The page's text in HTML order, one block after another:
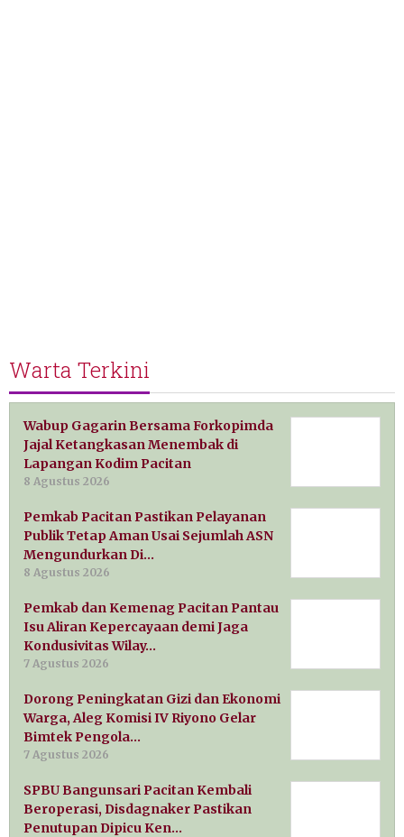
Warta Terkini
Wabup Gagarin Bersama Forkopimda
Jajal Ketangkasan Menembak di
Lapangan Kodim Pacitan
8 Agustus 2026
Pemkab Pacitan Pastikan Pelayanan
Publik Tetap Aman Usai Sejumlah ASN
Mengundurkan Di…
8 Agustus 2026
Pemkab dan Kemenag Pacitan Pantau
Isu Aliran Kepercayaan demi Jaga
Kondusivitas Wilay…
7 Agustus 2026
Dorong Peningkatan Gizi dan Ekonomi
Warga, Aleg Komisi IV Riyono Gelar
Bimtek Pengola…
7 Agustus 2026
SPBU Bangunsari Pacitan Kembali
Beroperasi, Disdagnaker Pastikan
Penutupan Dipicu Ken…